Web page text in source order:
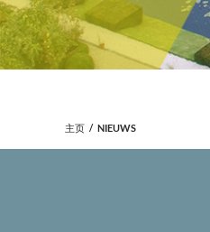
主页 NIEUWS